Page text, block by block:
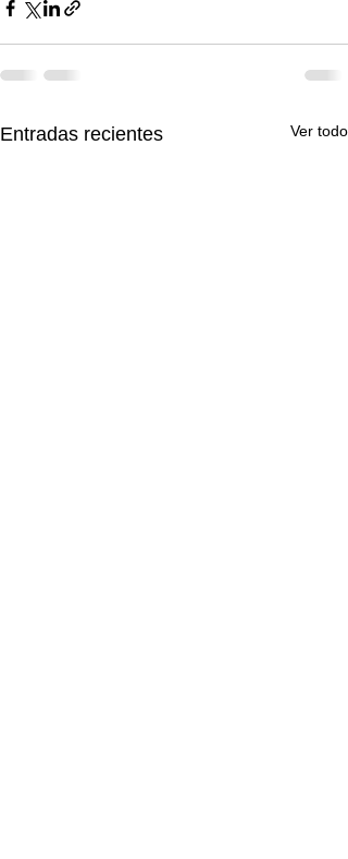
Entradas recientes Ver todo